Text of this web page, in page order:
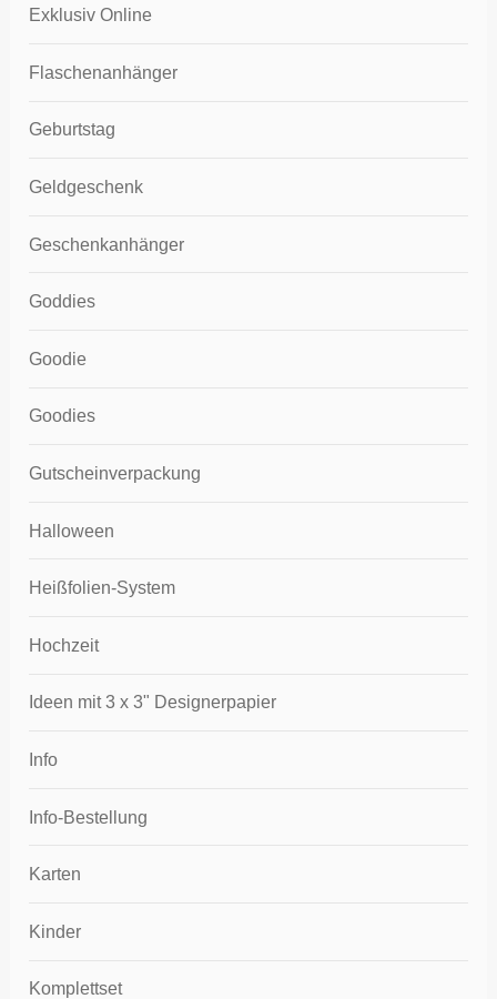
Exklusiv Online
Flaschenanhänger
Geburtstag
Geldgeschenk
Geschenkanhänger
Goddies
Goodie
Goodies
Gutscheinverpackung
Halloween
Heißfolien-System
Hochzeit
Ideen mit 3 x 3" Designerpapier
Info
Info-Bestellung
Karten
Kinder
Komplettset